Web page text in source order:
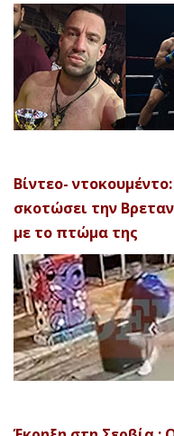
Βίντεο-
σκοτώσει την
με το πτώμα της